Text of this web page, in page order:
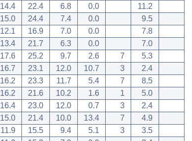
14.4 22.4 6.8 0.0
11.2
15.0 24.4 7.4 0.0
9.5
12.1 16.9 7.0 0.0
7.8
13.4 21.7 6.3 0.0
7.0
17.6 25.2 9.7 2.6 7
5.3
16.7 23.1 12.0 10.7 3
2.4
16.2 23.3 11.7 5.4 7
8.5
16.2 21.6 10.2 1.6 1
5.0
16.4 23.0 12.0 0.7 3
2.4
15.0 21.4 10.0 13.4 7
4.9
11.9 15.5 9.4 5.1 3
3.5